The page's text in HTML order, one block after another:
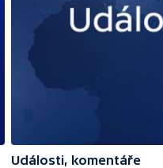
Události, komentáře